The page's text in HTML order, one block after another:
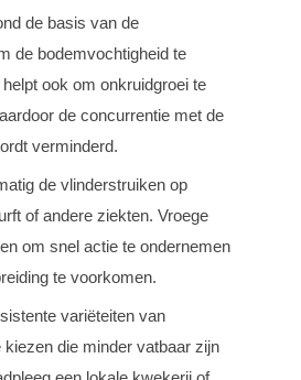
de basis van de
de bodemvochtigheid te
ook om onkruidgroei te
de concurrentie met de
verminderd.
de vlinderstruiken op
of andere ziekten. Vroege
om snel actie te ondernemen
te voorkomen.
variëteiten van
die minder vatbaar zijn